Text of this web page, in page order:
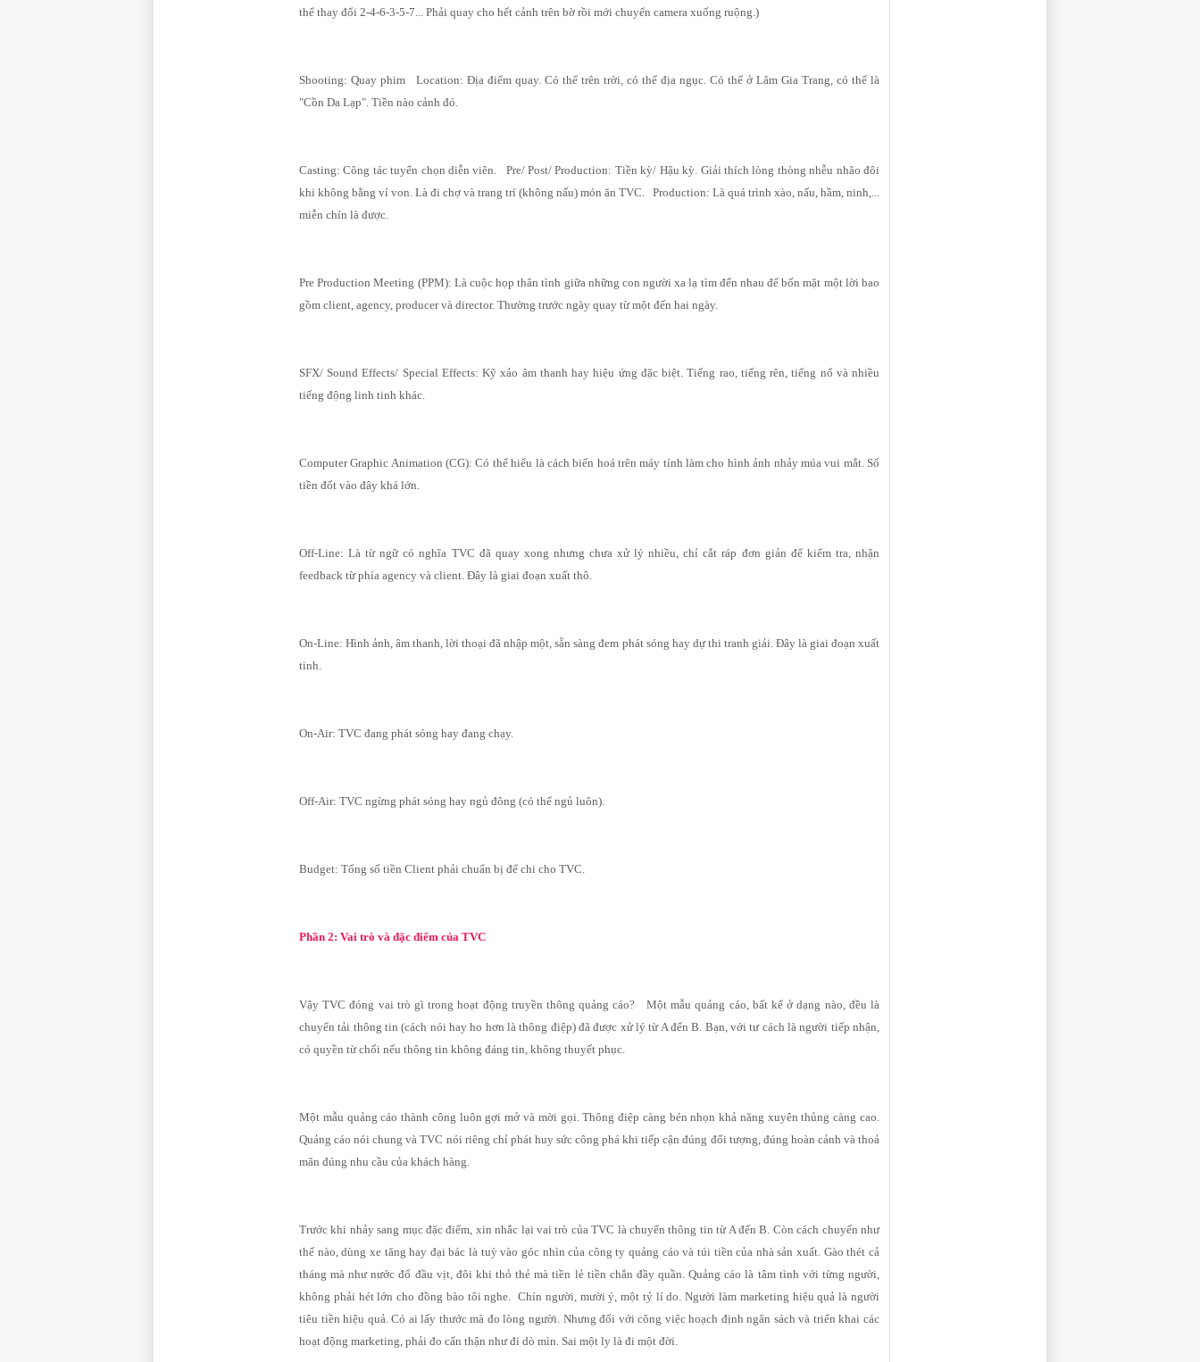
thể thay đổi 2-4-6-3-5-7... Phải quay cho hết cảnh trên bờ rồi mới chuyển camera xuống ruộng.)
Shooting: Quay phim Location: Địa điểm quay. Có thể trên trời, có thể địa ngục. Có thể ở Lâm Gia Trang, có thể là
"Cồn Da Lạp". Tiền nào cảnh đó.
Casting: Công tác tuyển chọn diễn viên. Pre/ Post/ Production: Tiền kỳ/ Hậu kỳ. Giải thích lòng thòng nhễu nhão đôi
khi không bằng ví von. Là đi chợ và trang trí (không nấu) món ăn TVC. Production: Là quá trình xào, nấu, hầm, ninh,...
miễn chín là được.
Pre Production Meeting (PPM): Là cuộc họp thân tình giữa những con người xa lạ tìm đến nhau để bốn mặt một lời bao
gồm client, agency, producer và director. Thường trước ngày quay từ một đến hai ngày.
SFX/ Sound Effects/ Special Effects: Kỹ xảo âm thanh hay hiệu ứng đặc biệt. Tiếng rao, tiếng rên, tiếng nổ và nhiều
tiếng động linh tinh khác.
Computer Graphic Animation (CG): Có thể hiểu là cách biến hoá trên máy tính làm cho hình ảnh nhảy múa vui mắt. Số
tiền đốt vào đây khá lớn.
Off-Line: Là từ ngữ có nghĩa TVC đã quay xong nhưng chưa xử lý nhiều, chỉ cắt ráp đơn giản để kiểm tra, nhận
feedback từ phía agency và client. Đây là giai đoạn xuất thô.
On-Line: Hình ảnh, âm thanh, lời thoại đã nhập một, sẵn sàng đem phát sóng hay dự thi tranh giải. Đây là giai đoạn xuất
tinh.
On-Air: TVC đang phát sóng hay đang chạy.
Off-Air: TVC ngừng phát sóng hay ngủ đông (có thể ngủ luôn).
Budget: Tổng số tiền Client phải chuẩn bị để chi cho TVC.
Phần 2: Vai trò và đặc điểm của TVC
Vậy TVC đóng vai trò gì trong hoạt động truyền thông quảng cáo? Một mẫu quảng cáo, bất kể ở dạng nào, đều là
chuyển tải thông tin (cách nói hay ho hơn là thông điệp) đã được xử lý từ A đến B. Bạn, với tư cách là người tiếp nhận,
có quyền từ chối nếu thông tin không đáng tin, không thuyết phục.
Một mẫu quảng cáo thành công luôn gợi mở và mời gọi. Thông điệp càng bén nhọn khả năng xuyên thủng càng cao.
Quảng cáo nói chung và TVC nói riêng chỉ phát huy sức công phá khi tiếp cận đúng đối tượng, đúng hoàn cảnh và thoả
mãn đúng nhu cầu của khách hàng.
Trước khi nhảy sang mục đặc điểm, xin nhắc lại vai trò của TVC là chuyển thông tin từ A đến B. Còn cách chuyển như
thế nào, dùng xe tăng hay đại bác là tuỳ vào góc nhìn của công ty quảng cáo và túi tiền của nhà sản xuất. Gào thét cả
tháng mà như nước đổ đầu vịt, đôi khi thỏ thẻ mà tiền lẻ tiền chẳn đầy quần. Quảng cáo là tâm tình với từng người,
không phải hét lớn cho đồng bào tôi nghe. Chín người, mười ý, một tỷ lí do. Người làm marketing hiệu quả là người
tiêu tiền hiệu quả. Có ai lấy thước mà đo lòng người. Nhưng đối với công việc hoạch định ngân sách và triển khai các
hoạt động marketing, phải đo cẩn thận như đi dò mìn. Sai một ly là đi một đời.